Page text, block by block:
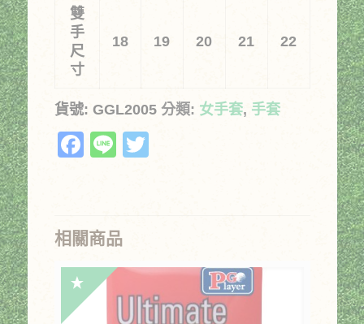
雙
手
尺
寸
18 19 20 21 22
貨號: GGL2005 分類: 女手套, 手套
Facebook
Line
相關商品